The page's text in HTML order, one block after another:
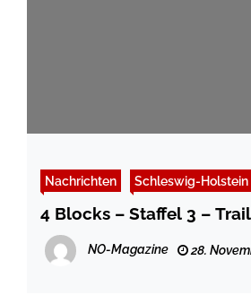
Nachrichten Schleswig-Holstein
4 Blocks – Staffel 3
NO-Magazine 28.